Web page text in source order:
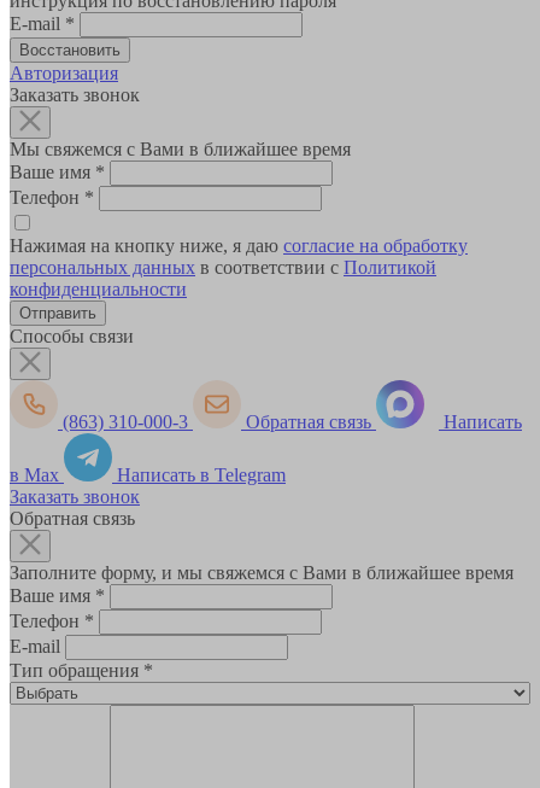
E-mail *
Авторизация
Заказать звонок
Мы свяжемся с Вами в ближайшее время
Ваше имя *
Телефон *
Нажимая на кнопку ниже, я даю согласие на обработку
персональных данных в соответствии с Политикой
конфиденциальности
Способы связи
(863) 310-000-3 Обратная связь Написать
в Max
Написать в Telegram
Заказать звонок
Обратная связь
Заполните форму, и мы свяжемся с Вами в ближайшее время
Ваше имя *
Телефон *
E-mail
Тип обращения *